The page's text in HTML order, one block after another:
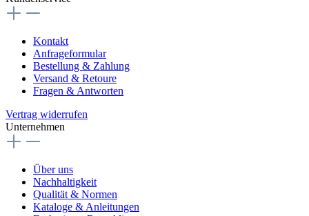
Kontakt
Anfrageformular
Bestellung & Zahlung
Versand & Retoure
Fragen & Antworten
Vertrag widerrufen
Unternehmen
Über uns
Nachhaltigkeit
Qualität & Normen
Kataloge & Anleitungen